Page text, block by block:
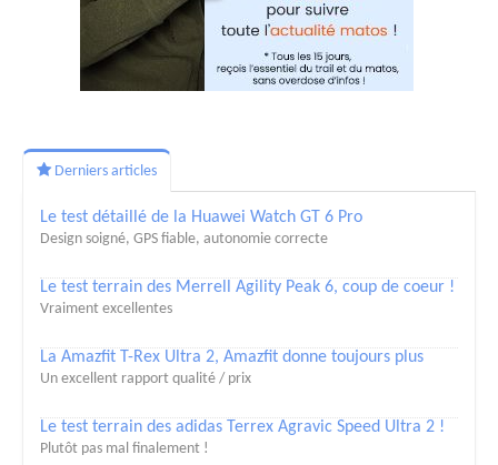
Derniers articles
Le test détaillé de la Huawei Watch GT 6 Pro
Design soigné, GPS fiable, autonomie correcte
Le test terrain des Merrell Agility Peak 6, coup de coeur !
Vraiment excellentes
La Amazfit T-Rex Ultra 2, Amazfit donne toujours plus
Un excellent rapport qualité / prix
Le test terrain des adidas Terrex Agravic Speed Ultra 2 !
Plutôt pas mal finalement !